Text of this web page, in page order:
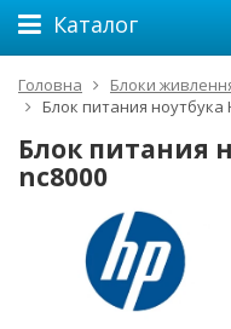
Каталог
Головна Блоки
Блок питания ноутбука
Блок питания
nc8000